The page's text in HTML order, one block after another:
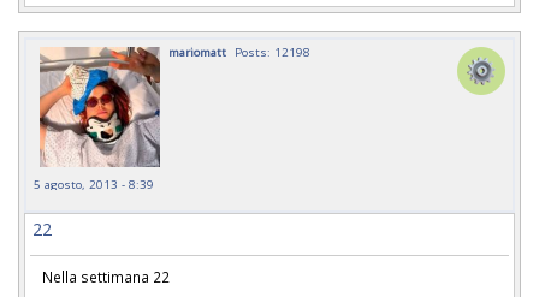
mariomatt Posts: 12198
5 agosto, 2013 - 8:39
22
Nella settimana 22